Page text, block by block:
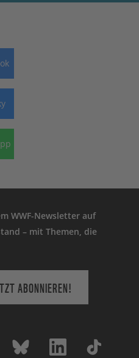
WWF-Newsletter auf
– mit Themen, die
ABONNIEREN!